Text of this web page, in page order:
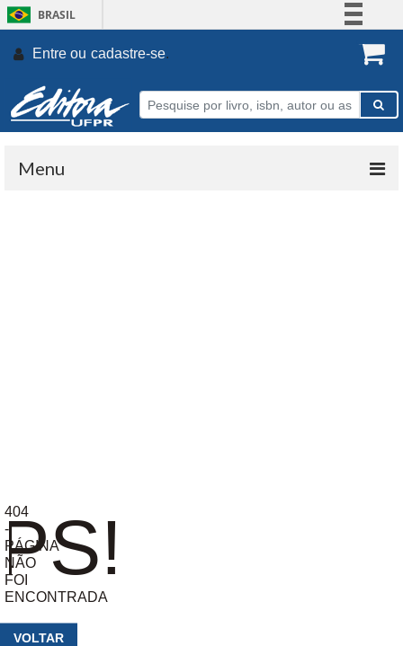
BRASIL
Participe
Entre ou cadastre-se.
Menu
404
-
PÁGINA
NÃO
FOI
ENCONTRADA
VOLTAR